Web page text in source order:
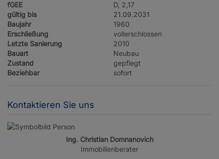
fGEE
D, 2,17
gültig bis
21.09.2031
Baujahr
1960
Erschließung
vollerschlossen
Letzte Sanierung
2010
Bauart
Neubau
Zustand
gepflegt
Beziehbar
sofort
Kontaktieren Sie uns
Ing. Christian Domnanovich
Immobilienberater